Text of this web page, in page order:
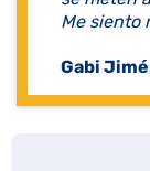
Me siento
Gabi